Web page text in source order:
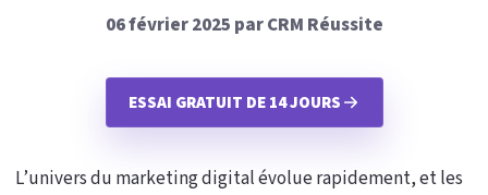
06 février 2025 par CRM Réussite
ESSAI GRATUIT DE 14 JOURS
L’univers du marketing digital évolue rapidement, et les